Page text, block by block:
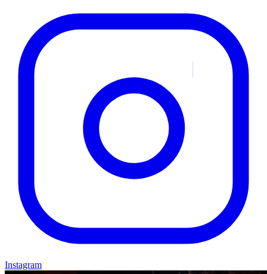
Instagram